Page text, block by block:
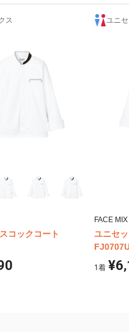
ス
コックコート
ユニ
FACE MIX
ユニセ
1着